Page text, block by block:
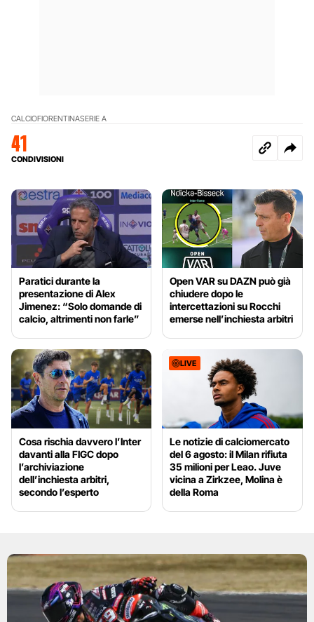
CALCIOFIORENTINASERIE A
41
CONDIVISIONI
Paratici durante la
presentazione di Alex
Jimenez: “Solo domande di
calcio, altrimenti non farle”
Open VAR su DAZN può già
chiudere dopo le
intercettazioni su Rocchi
emerse nell’inchiesta arbitri
Cosa rischia davvero l’Inter
davanti alla FIGC dopo
l’archiviazione
dell’inchiesta arbitri,
secondo l’esperto
LIVE
Le notizie di calciomercato
del 6 agosto: il Milan rifiuta
35 milioni per Leao. Juve
vicina a Zirkzee, Molina è
della Roma